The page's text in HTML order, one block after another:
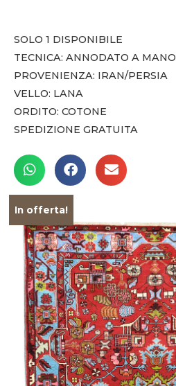
SOLO 1 DISPONIBILE
TECNICA: ANNODATO A MANO
PROVENIENZA: IRAN/PERSIA
VELLO: LANA
ORDITO: COTONE
SPEDIZIONE GRATUITA
In offerta!